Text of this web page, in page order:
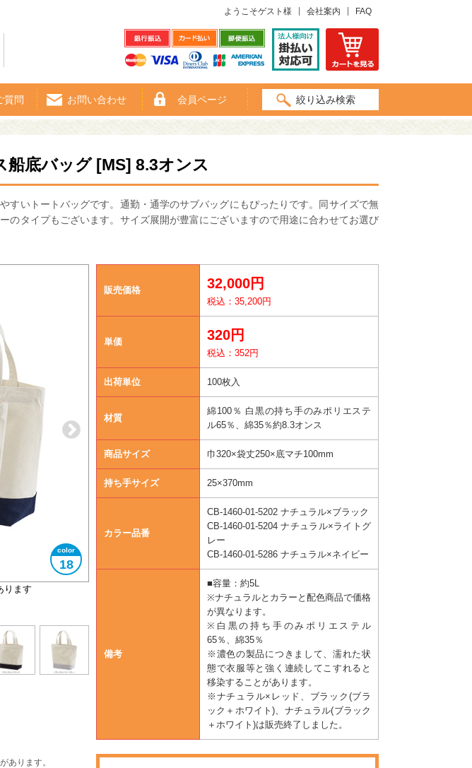
ようこそゲスト様 会社案内 FAQ
質問 お問い合わせ 会員ページ 絞り込み検索
底バッグ [MS] 8.3オンス
すいトートバッグです。通勤・通学のサブバッグにもぴったりです。同サイズで無
のタイプもございます。サイズ展開が豊富にございますので用途に合わせてお選び
ります
18
あります。
販売価格 32,000円
税込：35,200円
単価 320円
税込：352円
出荷単位 100枚入
材質
綿100％ 白黒の持ち手のみポリエステ
ル65％、綿35％ 約8.3オンス
商品サイズ 巾320×袋丈250×底マチ100mm
持ち手サイズ 25×370mm
カラー品番
CB-1460-01-5202 ナチュラル×ブラック
CB-1460-01-5204 ナチュラル×ライトグ
レー
CB-1460-01-5286 ナチュラル×ネイビー
備考
■容量：約5L
※ナチュラルとカラーと配色商品で価格
が異なります。
※白黒の持ち手のみポリエステル
65％、綿35％
※濃色の製品につきまして、濡れた状
態で衣服等と強く連続してこすれると
移染することがあります。
※ナチュラル×レッド、ブラック(ブラ
ック＋ホワイト)、ナチュラル(ブラック
＋ホワイト)は販売終了しました。